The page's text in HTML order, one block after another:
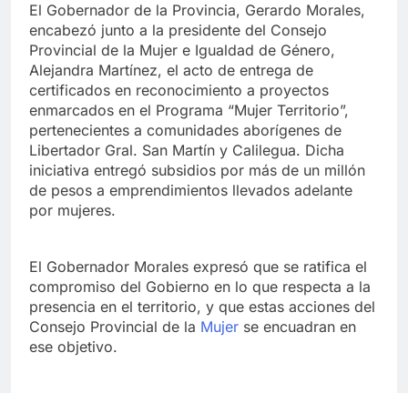
El Gobernador de la Provincia, Gerardo Morales,
encabezó junto a la presidente del Consejo
Provincial de la Mujer e Igualdad de Género,
Alejandra Martínez, el acto de entrega de
certificados en reconocimiento a proyectos
enmarcados en el Programa “Mujer Territorio”,
pertenecientes a comunidades aborígenes de
Libertador Gral. San Martín y Calilegua. Dicha
iniciativa entregó subsidios por más de un millón
de pesos a emprendimientos llevados adelante
por mujeres.
El Gobernador Morales expresó que se ratifica el
compromiso del Gobierno en lo que respecta a la
presencia en el territorio, y que estas acciones del
Consejo Provincial de la Mujer se encuadran en
ese objetivo.